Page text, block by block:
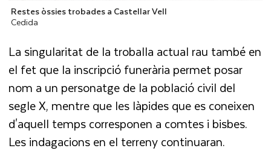
Restes òssies trobades a Castellar Vell
Cedida
La singularitat de la troballa actual rau també en
el fet que la inscripció funerària permet posar
nom a un personatge de la població civil del
segle X, mentre que les làpides que es coneixen
d'aquell temps corresponen a comtes i bisbes.
Les indagacions en el terreny continuaran.